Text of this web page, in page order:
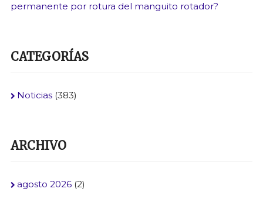
permanente por rotura del manguito rotador?
CATEGORÍAS
Noticias(383)
ARCHIVO
agosto 2026(2)